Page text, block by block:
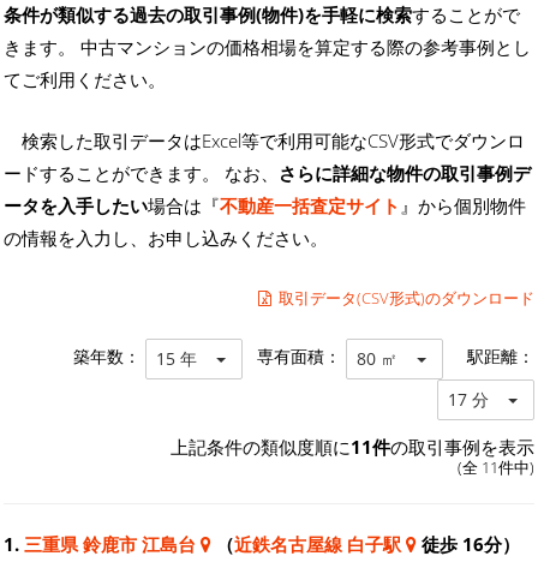
条件が類似する過去の取引事例(物件)を手軽に検索することがで
きます。 中古マンションの価格相場を算定する際の参考事例とし
てご利用ください。
検索した取引データはExcel等で利用可能なCSV形式でダウンロ
ードすることができます。 なお、 さらに詳細な物件の取引事例デ
ータを入手したい場合は『不動産一括査定サイト 』から個別物件
の情報を入力し、お申し込みください。
取引データ(CSV形式)のダウンロード
築年数： 15 年 専有面積： 80 ㎡ 駅距離：
17 分
上記条件の類似度順に11件の取引事例を表示
(全 11件中)
1. 三重県 鈴鹿市 江島台 （近鉄名古屋線 白子駅 徒歩 16分）